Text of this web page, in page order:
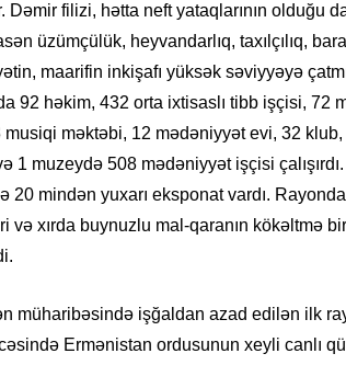
Dəmir filizi, hətta neft yataqlarının olduğu
üzümçülük, heyvandarlıq, taxılçılıq,
maarifin inkişafı yüksək səviyyəyə
92 həkim, 432 orta ixtisaslı tibb işçisi, 72
məktəbi, 12 mədəniyyət evi, 32 klub,
1 muzeydə 508 mədəniyyət işçisi
20 mindən yuxarı eksponat vardı.
və xırda buynuzlu mal-qaranın kökəltmə
müharibəsində işğaldan azad edilən ilk
Ermənistan ordusunun xeyli canlı